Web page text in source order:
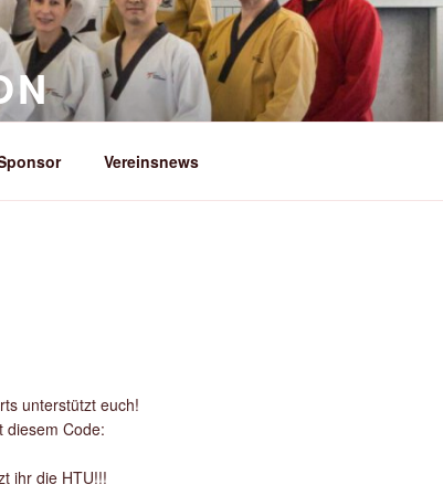
Vereinsnews
unterstützt euch!
diesem Code:
ihr die HTU!!!